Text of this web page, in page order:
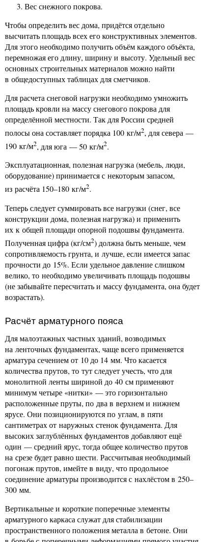
Вес снежного покрова.
Чтобы определить вес дома, придётся отдельно
высчитать площадь всех его конструктивных элементов.
Для этого необходимо получить объём каждого объёкта,
перемножая его длину, ширину и высоту. Удельный вес
основных строительных материалов можно найти
в общедоступных таблицах для сметчиков.
Для расчета снеговой нагрузки необходимо умножить
площадь кровли на массу снегового покрова для
определённой местности. Так для России средней
полосы она составляет порядка 100 кг/м2, для севера —
190 кг/м2, для юга — 50 кг/м2.
Эксплуатационная, полезная нагрузка (мебель, люди,
оборудование) принимается с некоторым запасом,
из расчёта 150–180 кг/м2.
Теперь следует суммировать все нагрузки (снег, все
конструкции дома, полезная нагрузка) и применить
их к общей площади опорной подошвы фундамента.
Полученная цифра (кг/см2) должна быть меньше, чем
сопротивляемость грунта, и лучше, если имеется запас
прочности до 15%. Если удельное давление слишком
велико, то необходимо увеличивать площадь подошвы
(не забывайте пересчитать и массу фундамента, она будет
возрастать).
Расчёт арматурного пояса
Для малоэтажных частных зданий, возводимых
на ленточных фундаментах, чаще всего применяется
арматура сечением от 10 до 14 мм. Что касается
количества прутов, то тут следует учесть, что для
монолитной ленты шириной до 40 см применяют
минимум четыре «нитки» — это горизонтально
расположенные пруты, по два в верхнем и нижнем
ярусе. Они позиционируются по углам, в пяти
сантиметрах от наружных стенок фундамента. Для
высоких заглублённых фундаментов добавляют ещё
один — средний ярус, тогда общее количество прутов
на срезе будет равно шести. Рассчитывая необходимый
погонаж прутов, имейте в виду, что продольное
соединение арматуры производится с нахлёстом в 250–
300 мм.
Вертикальные и короткие поперечные элементы
арматурного каркаса служат для стабилизации
пространственного положения металла в бетоне. Они